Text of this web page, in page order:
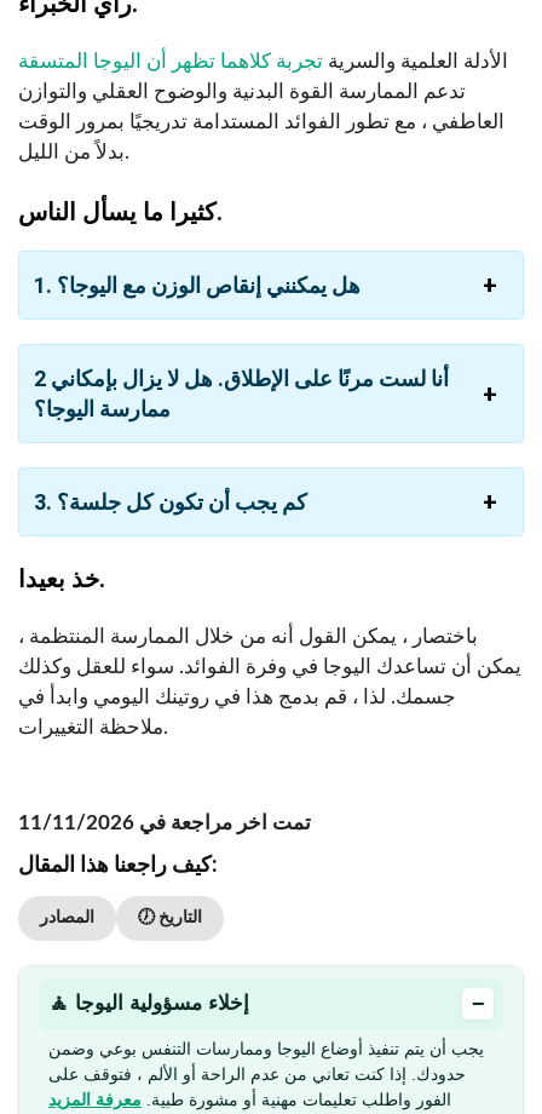
الأدلة العلمية والسرية تجربة كلاهما تظهر أن اليوجا المتسقة
تدعم الممارسة القوة البدنية والوضوح العقلي والتوازن
العاطفي ، مع تطور الفوائد المستدامة تدريجيًا بمرور الوقت
بدلاً من الليل.
كثيرا ما يسأل الناس.
1. هل يمكنني إنقاص الوزن مع اليوجا؟
2 أنا لست مرنًا على الإطلاق. هل لا يزال بإمكاني
ممارسة اليوجا؟
3. كم يجب أن تكون كل جلسة؟
خذ بعيدا.
باختصار ، يمكن القول أنه من خلال الممارسة المنتظمة ،
يمكن أن تساعدك اليوجا في وفرة الفوائد. سواء للعقل وكذلك
جسمك. لذا ، قم بدمج هذا في روتينك اليومي وابدأ في
ملاحظة التغييرات.
تمت اخر مراجعة في 11/11/2026
كيف راجعنا هذا المقال:
المصادر 🕖 التاريخ
🧘 إخلاء مسؤولية اليوجا −
يجب أن يتم تنفيذ أوضاع اليوجا وممارسات التنفس بوعي وضمن
حدودك. إذا كنت تعاني من عدم الراحة أو الألم ، فتوقف على
الفور واطلب تعليمات مهنية أو مشورة طبية. معرفة المزيد